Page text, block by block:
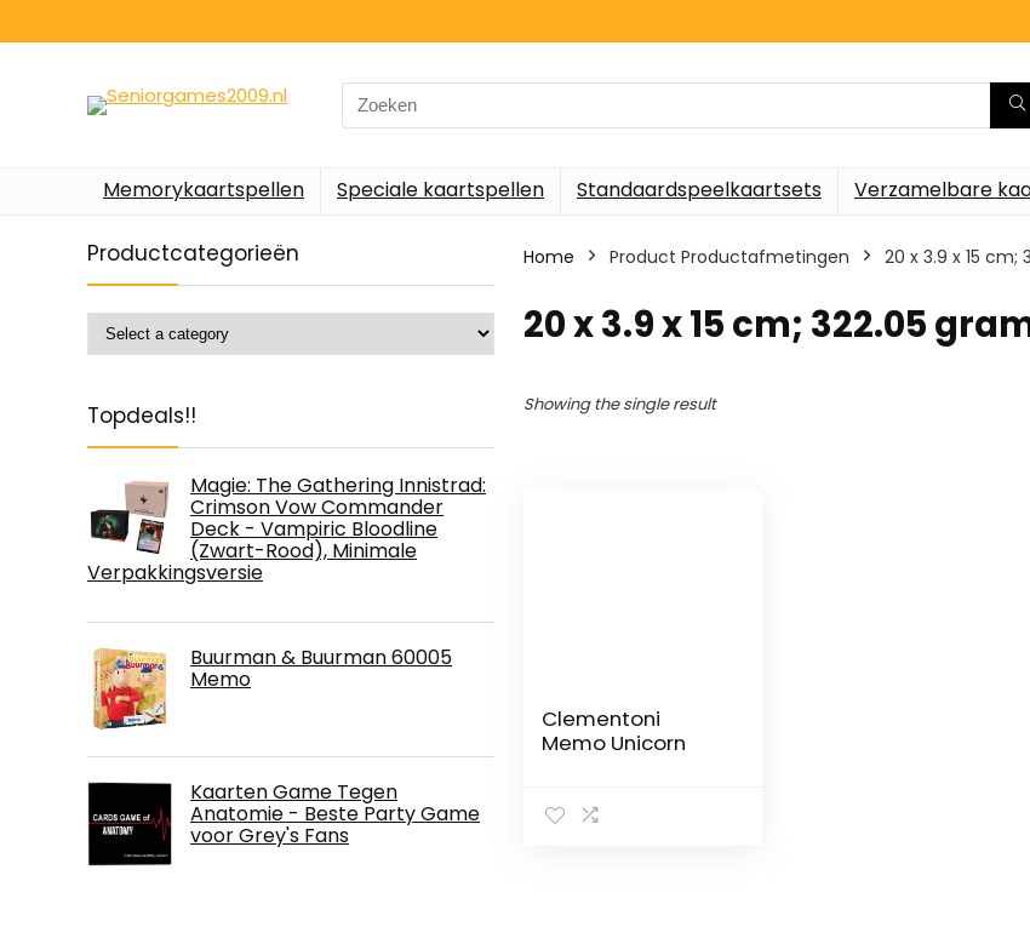
Search
for:
Memorykaartspellen Speciale kaartspellen Standaardspeelkaartsets Verzamelbare
Productcategorieën
Topdeals!!
Magie: The Gathering Innistrad:
Crimson Vow Commander
Deck - Vampiric Bloodline
(Zwart-Rood), Minimale
Verpakkingsversie
Buurman & Buurman 60005
Memo
Kaarten Game Tegen
Anatomie - Beste Party Game
voor Grey's Fans
Home Product Productafmetingen ‎20 x 3.9 x 15 cm;
‎20 x 3.9 x 15 cm; 322.05
Showing the single result
Clementoni
Memo Unicorn